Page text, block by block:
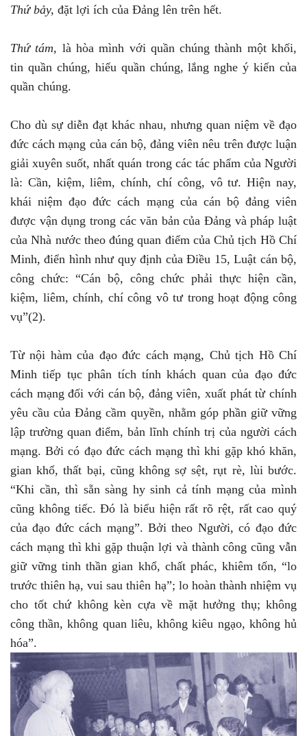
Thứ bảy, đặt lợi ích của Đảng lên trên hết.
Thứ tám, là hòa mình với quần chúng thành một khối,
tin quần chúng, hiểu quần chúng, lắng nghe ý kiến của
quần chúng.
Cho dù sự diễn đạt khác nhau, nhưng quan niệm về đạo
đức cách mạng của cán bộ, đảng viên nêu trên được luận
giải xuyên suốt, nhất quán trong các tác phẩm của Người
là: Cần, kiệm, liêm, chính, chí công, vô tư. Hiện nay,
khái niệm đạo đức cách mạng của cán bộ đảng viên
được vận dụng trong các văn bản của Đảng và pháp luật
của Nhà nước theo đúng quan điểm của Chủ tịch Hồ Chí
Minh, điển hình như quy định của Điều 15, Luật cán bộ,
công chức: “Cán bộ, công chức phải thực hiện cần,
kiệm, liêm, chính, chí công vô tư trong hoạt động công
vụ”(2).
Từ nội hàm của đạo đức cách mạng, Chủ tịch Hồ Chí
Minh tiếp tục phân tích tính khách quan của đạo đức
cách mạng đối với cán bộ, đảng viên, xuất phát từ chính
yêu cầu của Đảng cầm quyền, nhằm góp phần giữ vững
lập trường quan điểm, bản lĩnh chính trị của người cách
mạng. Bởi có đạo đức cách mạng thì khi gặp khó khăn,
gian khổ, thất bại, cũng không sợ sệt, rụt rè, lùi bước.
“Khi cần, thì sẵn sàng hy sinh cả tính mạng của mình
cũng không tiếc. Đó là biểu hiện rất rõ rệt, rất cao quý
của đạo đức cách mạng”. Bởi theo Người, có đạo đức
cách mạng thì khi gặp thuận lợi và thành công cũng vẫn
giữ vững tinh thần gian khổ, chất phác, khiêm tốn, “lo
trước thiên hạ, vui sau thiên hạ”; lo hoàn thành nhiệm vụ
cho tốt chứ không kèn cựa về mặt hưởng thụ; không
công thần, không quan liêu, không kiêu ngạo, không hủ
hóa”.